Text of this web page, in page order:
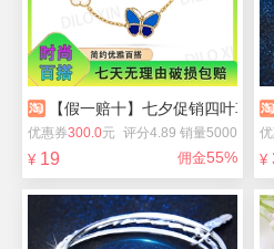
【假一赔十】七夕促销四叶草手
优惠券300.0元 评分4.89 销量5000
¥ 19 佣金55% ¥